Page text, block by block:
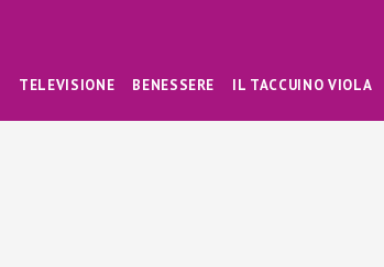
TELEVISIONE BENESSERE IL TACCUINO VIOLA